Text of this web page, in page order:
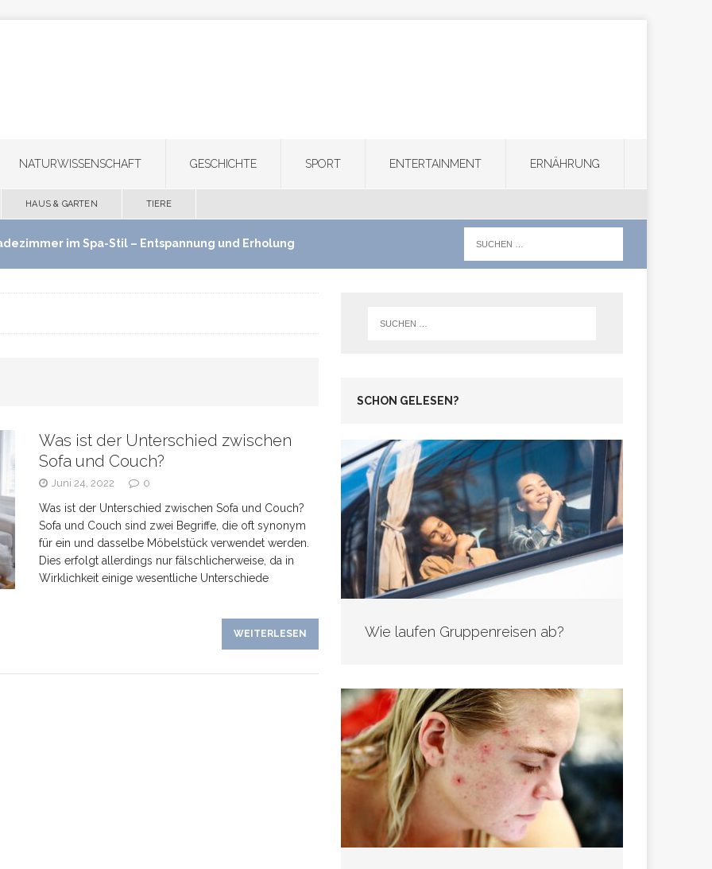
NATURWISSENSCHAFT GESCHICHTE SPORT ENTERTAINMENT ERNÄHRUNG
HAUS & GARTEN TIERE
im Spa-Stil – Entspannung und Erholung
schaffen HAUS & GARTEN
Banken verschweigen –
bei Tagesgeldangeboten richtig deuten
Marketing trifft Offline-Präsenz: Synergien
Was ist der Unterschied zwischen
Sofa und Couch?
Juni 24, 2022 0
Was ist der Unterschied zwischen Sofa und Couch?
Sofa und Couch sind zwei Begriffe, die oft synonym
für ein und dasselbe Möbelstück verwendet werden.
Dies erfolgt allerdings nur fälschlicherweise, da in
Wirklichkeit einige wesentliche Unterschiede
WEITERLESEN
SCHON GELESEN?
Wie laufen Gruppenreisen ab?